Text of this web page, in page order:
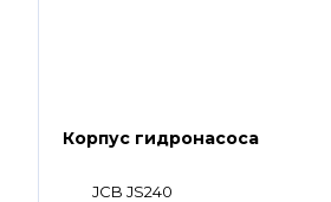
Корпус гидронасоса
JCB JS240